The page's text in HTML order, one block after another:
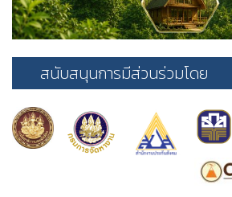
สนับสนุนการมีส่วนร่วมโดย